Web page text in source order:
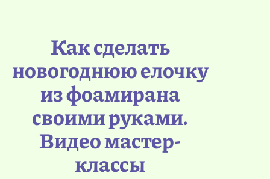
Как сделать
новогоднюю елочку
из фоамирана
своими руками.
Видео мастер-
классы